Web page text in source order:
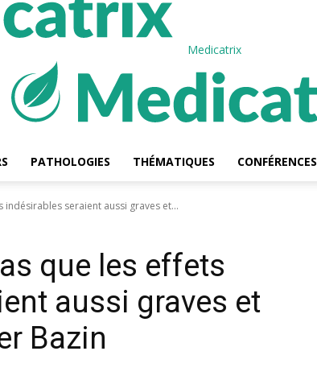
Medicatrix
PATHOLOGIES THÉMATIQUES CONFÉRENCES
indésirables seraient aussi graves et...
que les effets
aussi graves et
Bazin